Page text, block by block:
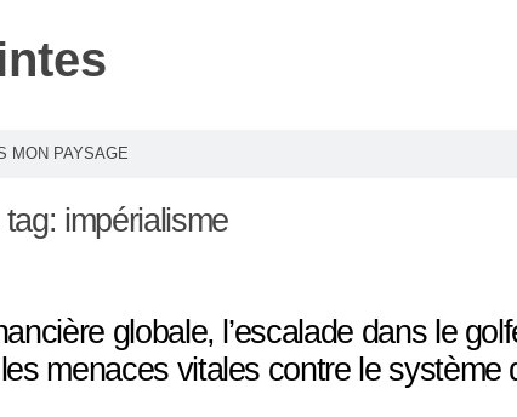
MON PAYSAGE
impérialisme
globale, l’escalade dans le
menaces vitales contre le système